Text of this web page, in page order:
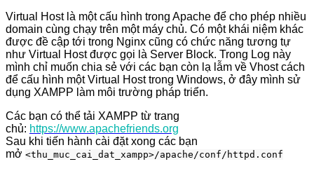
Virtual Host là một cấu hình trong Apache để cho phép nhiều
domain cùng chạy trên một máy chủ. Có một khái niệm khác
được đề cập tới trong Nginx cũng có chức năng tương tự
như Virtual Host được gọi là Server Block. Trong Log này
mình chỉ muốn chia sẻ với các bạn còn lạ lẫm về Vhost cách
để cấu hình một Virtual Host trong Windows, ở đây mình sử
dụng XAMPP làm môi trường pháp triển.
Các bạn có thể tải XAMPP từ trang
chủ: https://www.apachefriends.org
Sau khi tiến hành cài đặt xong các bạn
mở <thu_muc_cai_dat_xampp>/apache/conf/httpd.conf